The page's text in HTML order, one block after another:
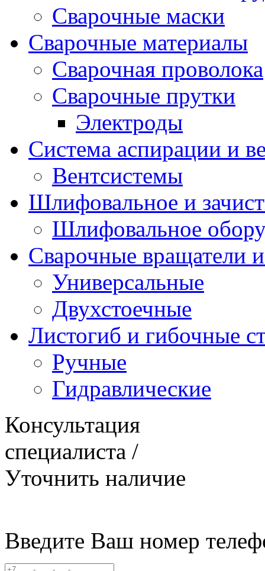
Сварочные маски
Сварочные материалы
Сварочная проволока
Сварочные прутки
Электроды
Система аспирации и
Вентсистемы
Шлифовальное и
Шлифовальное
Сварочные вращатели и
Универсальные
Двухстоечные
Листогиб и гибочные
Ручные
Гидравлические
Консультация
специалиста /
Уточнить наличие
Введите Ваш номер